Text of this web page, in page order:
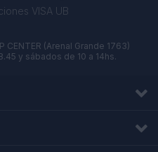
VISA UB
CENTER (Arenal Grande 1763)
y sábados de 10 a 14hs.